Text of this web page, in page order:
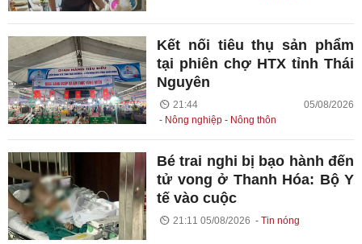
Kết nối tiêu thụ sản phẩm
tại phiên chợ HTX tỉnh Thái
Nguyên
21:44 05/08/2026
Nông nghiệp - Nông thôn
Bé trai nghi bị bạo hành đến
tử vong ở Thanh Hóa: Bộ Y
tế vào cuộc
21:11 05/08/2026 Tin nóng